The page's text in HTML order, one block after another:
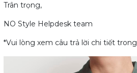
Trân trọng,
NO Style Helpdesk team
*Vui lòng xem câu trả lời chi tiết